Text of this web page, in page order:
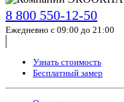
8 800 550-12-50
Ежедневно с 09:00 до 21:00
Узнать стоимость
Бесплатный замер